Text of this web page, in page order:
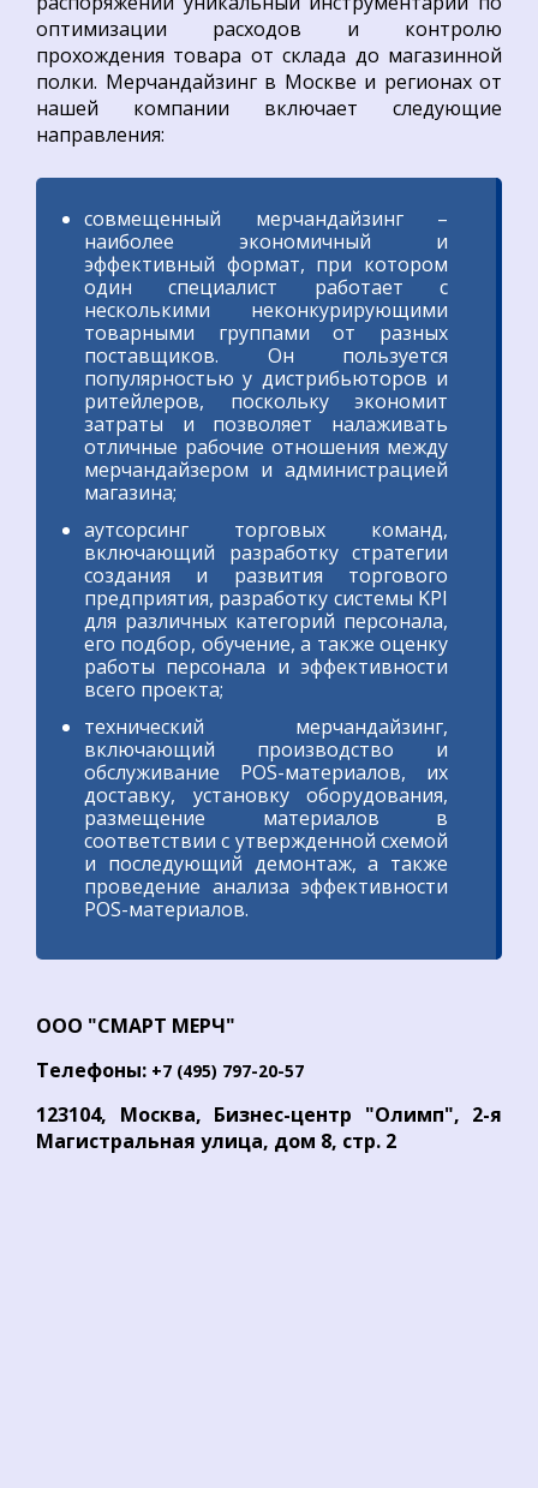
оптимизации расходов и контролю
прохождения товара от склада до магазинной
полки. Мерчандайзинг в Москве и регионах от
нашей компании включает следующие
направления:
совмещенный мерчандайзинг –
наиболее экономичный и
эффективный формат, при котором
один специалист работает с
несколькими неконкурирующими
товарными группами от разных
поставщиков. Он пользуется
популярностью у дистрибьюторов и
ритейлеров, поскольку экономит
затраты и позволяет налаживать
отличные рабочие отношения между
мерчандайзером и администрацией
магазина;
аутсорсинг торговых команд,
включающий разработку стратегии
создания и развития торгового
предприятия, разработку системы KPI
для различных категорий персонала,
его подбор, обучение, а также оценку
работы персонала и эффективности
всего проекта;
технический мерчандайзинг,
включающий производство и
обслуживание POS-материалов, их
доставку, установку оборудования,
размещение материалов в
соответствии с утвержденной схемой
и последующий демонтаж, а также
проведение анализа эффективности
POS-материалов.
ООО "СМАРТ МЕРЧ"
Телефоны: +7 (495) 797-20-57
123104, Москва, Бизнес-центр "Олимп", 2-я
Магистральная улица, дом 8, стр. 2